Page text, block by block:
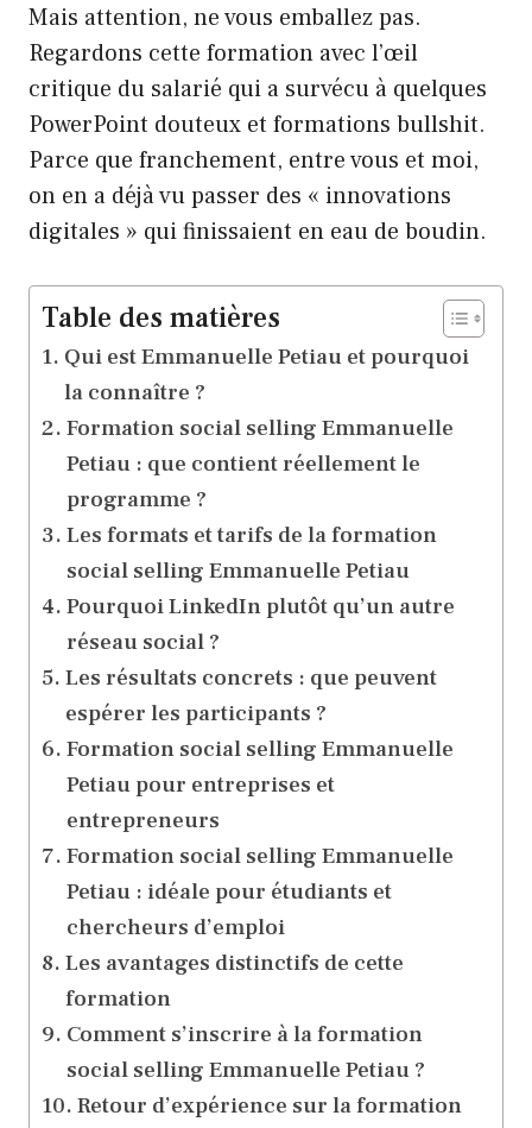
Mais attention, ne vous emballez pas.
Regardons cette formation avec l’œil
critique du salarié qui a survécu à quelques
PowerPoint douteux et formations bullshit.
Parce que franchement, entre vous et moi,
on en a déjà vu passer des « innovations
digitales » qui finissaient en eau de boudin.
Table des matières
Qui est Emmanuelle Petiau et pourquoi
la connaître ?
Formation social selling Emmanuelle
Petiau : que contient réellement le
programme ?
Les formats et tarifs de la formation
social selling Emmanuelle Petiau
Pourquoi LinkedIn plutôt qu’un autre
réseau social ?
Les résultats concrets : que peuvent
espérer les participants ?
Formation social selling Emmanuelle
Petiau pour entreprises et
entrepreneurs
Formation social selling Emmanuelle
Petiau : idéale pour étudiants et
chercheurs d’emploi
Les avantages distinctifs de cette
formation
Comment s’inscrire à la formation
social selling Emmanuelle Petiau ?
Retour d’expérience sur la formation